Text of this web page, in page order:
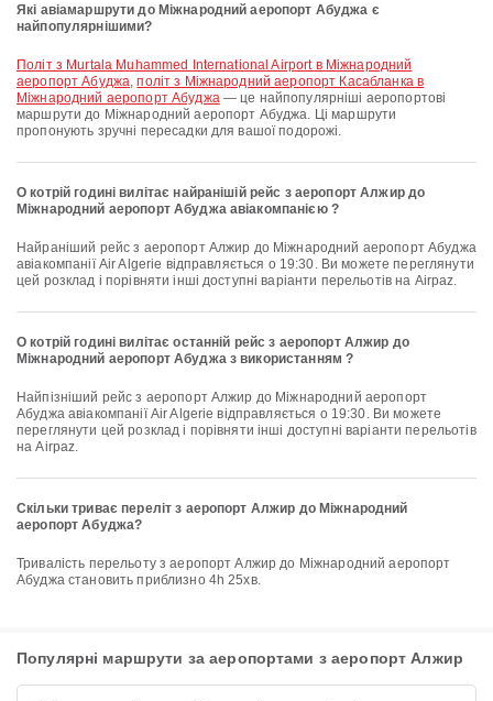
Які авіамаршрути до Міжнародний аеропорт Абуджа є
найпопулярнішими?
політ з Murtala Muhammed International Airport в Міжнародний
аеропорт Абуджа,політ з Міжнародний аеропорт Касабланка в
Міжнародний аеропорт Абуджа— це найпопулярніші аеропортові
маршрути до Міжнародний аеропорт Абуджа. Ці маршрути
пропонують зручні пересадки для вашої подорожі.
О котрій годині вилітає найранішій рейс з аеропорт Алжир до
Міжнародний аеропорт Абуджа авіакомпанією ?
Найраніший рейс з аеропорт Алжир до Міжнародний аеропорт Абуджа
авіакомпанії Air Algerie відправляється о 19:30. Ви можете переглянути
цей розклад і порівняти інші доступні варіанти перельотів на Airpaz.
О котрій годині вилітає останній рейс з аеропорт Алжир до
Міжнародний аеропорт Абуджа з використанням ?
Найпізніший рейс з аеропорт Алжир до Міжнародний аеропорт
Абуджа авіакомпанії Air Algerie відправляється о 19:30. Ви можете
переглянути цей розклад і порівняти інші доступні варіанти перельотів
на Airpaz.
Скільки триває переліт з аеропорт Алжир до Міжнародний
аеропорт Абуджа?
Тривалість перельоту з аеропорт Алжир до Міжнародний аеропорт
Абуджа становить приблизно 4h 25хв.
Популярні маршрути за аеропортами з аеропорт Алжир